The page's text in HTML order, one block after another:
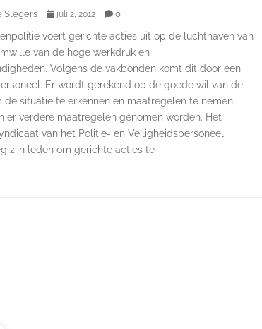
Slegers juli 2, 2012 0
voert gerichte acties uit op de luchthaven van
van de hoge werkdruk en
Volgens de vakbonden komt dit door een
Er wordt gerekend op de goede wil van de
de situatie te erkennen en maatregelen te nemen.
er verdere maatregelen genomen worden. Het
van het Politie- en Veiligheidspersoneel
zijn leden om gerichte acties te